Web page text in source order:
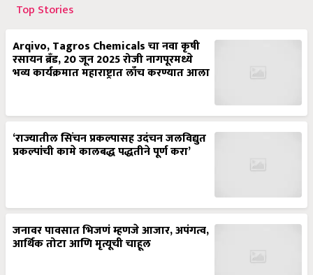
Top Stories
Arqivo, Tagros Chemicals चा नवा कृषी
रसायन ब्रँड, 20 जून 2025 रोजी नागपूरमध्ये
भव्य कार्यक्रमात महाराष्ट्रात लाँच करण्यात आला
‘राज्यातील सिंचन प्रकल्पासह उदंचन जलविद्युत
प्रकल्पांची कामे कालबद्ध पद्धतीने पूर्ण करा’
जनावर पावसात भिजणं म्हणजे आजार, अपंगत्व,
आर्थिक तोटा आणि मृत्यूची चाहूल